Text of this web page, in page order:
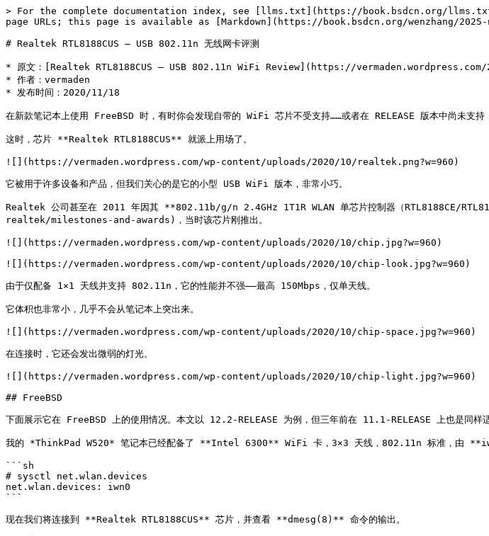
> For the complete documentation index, see [llms.txt](https://book.bsdcn.org/
page URLs; this page is available as [Markdown](https://book.bsdcn.org/wenzhang/
# Realtek RTL8188CUS – USB 802.11n 无线网卡评测
* 原文：[Realtek RTL8188CUS – USB 802.11n WiFi Review](https://
* 作者：𝚟𝚎𝚛𝚖𝚊𝚍𝚎𝚗
* 发布时间：2020/11/18
在新款笔记本上使用 FreeBSD 时，有时你会发现自带的 WiFi 芯片不受支持……或者在 RELEASE 版本中尚未支持
这时，芯片 **Realtek RTL8188CUS** 就派上用场了。
![](https://vermaden.wordpress.com/wp-content/uploads/2020/10/realtek.png?w=960)
它被用于许多设备和产品，但我们关心的是它的小型 USB WiFi 版本，非常小巧。
Realtek 公司甚至在 2011 年因其 **802.11b/g/n 2.4GHz 1T1R WLAN 单芯片控制器（RTL8188CE/
realtek/milestones-and-awards)，当时该芯片刚推出。
![](https://vermaden.wordpress.com/wp-content/uploads/2020/10/chip.jpg?w=960)
![](https://vermaden.wordpress.com/wp-content/uploads/2020/10/chip-look.jpg?w=960)
由于仅配备 1×1 天线并支持 802.11n，它的性能并不强——最高 150Mbps，仅单天线。
它体积也非常小，几乎不会从笔记本上突出来。
![](https://vermaden.wordpress.com/wp-content/uploads/2020/10/chip-space.jpg?w=960)
在连接时，它还会发出微弱的灯光。
![](https://vermaden.wordpress.com/wp-content/uploads/2020/10/chip-light.jpg?w=960)
## FreeBSD
下面展示它在 FreeBSD 上的使用情况。本文以 12.2-RELEASE 为例，但三年前在 11.1-RELEASE 上也是同样适
我的 *ThinkPad W520* 笔记本已经配备了 **Intel 6300** WiFi 卡，3×3 天线，802.11n 标准，由
```sh
# sysctl net.wlan.devices
net.wlan.devices: iwn0
```
现在我们将连接到 **Realtek RTL8188CUS** 芯片，并查看 **dmesg(8)** 命令的输出。